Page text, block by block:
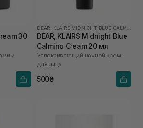
30
и
DEAR, KLAIRS
DEAR, KLAIRS Midnight Blue
Calming Cream 20 мл
Успокаивающий ночной крем
для лица
500₴